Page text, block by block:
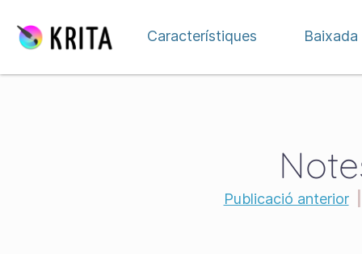
Característiques
Baixada
Publicació anterior